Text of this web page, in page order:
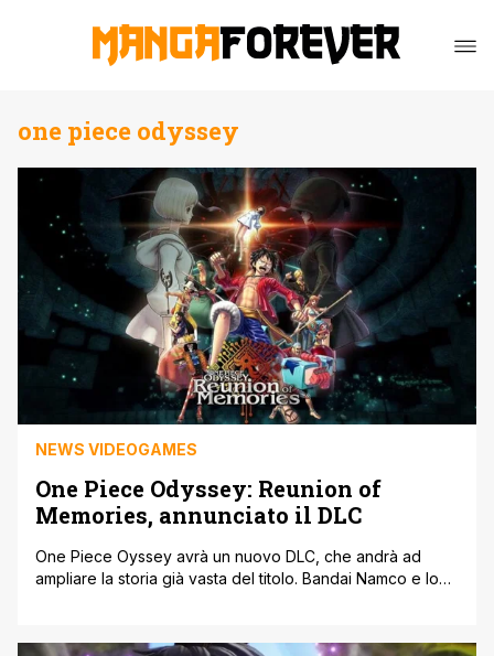
one piece odyssey
NEWS VIDEOGAMES
One Piece Odyssey: Reunion of
Memories, annunciato il DLC
One Piece Oyssey avrà un nuovo DLC, che andrà ad
ampliare la storia già vasta del titolo. Bandai Namco e lo
protagonisti della storia creata da Eiichiro Oda. Per